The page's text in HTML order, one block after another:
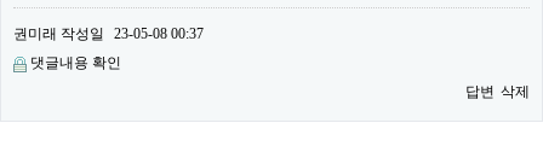
권미래 작성일
23-05-08 00:37
댓글내용 확인
답변 삭제